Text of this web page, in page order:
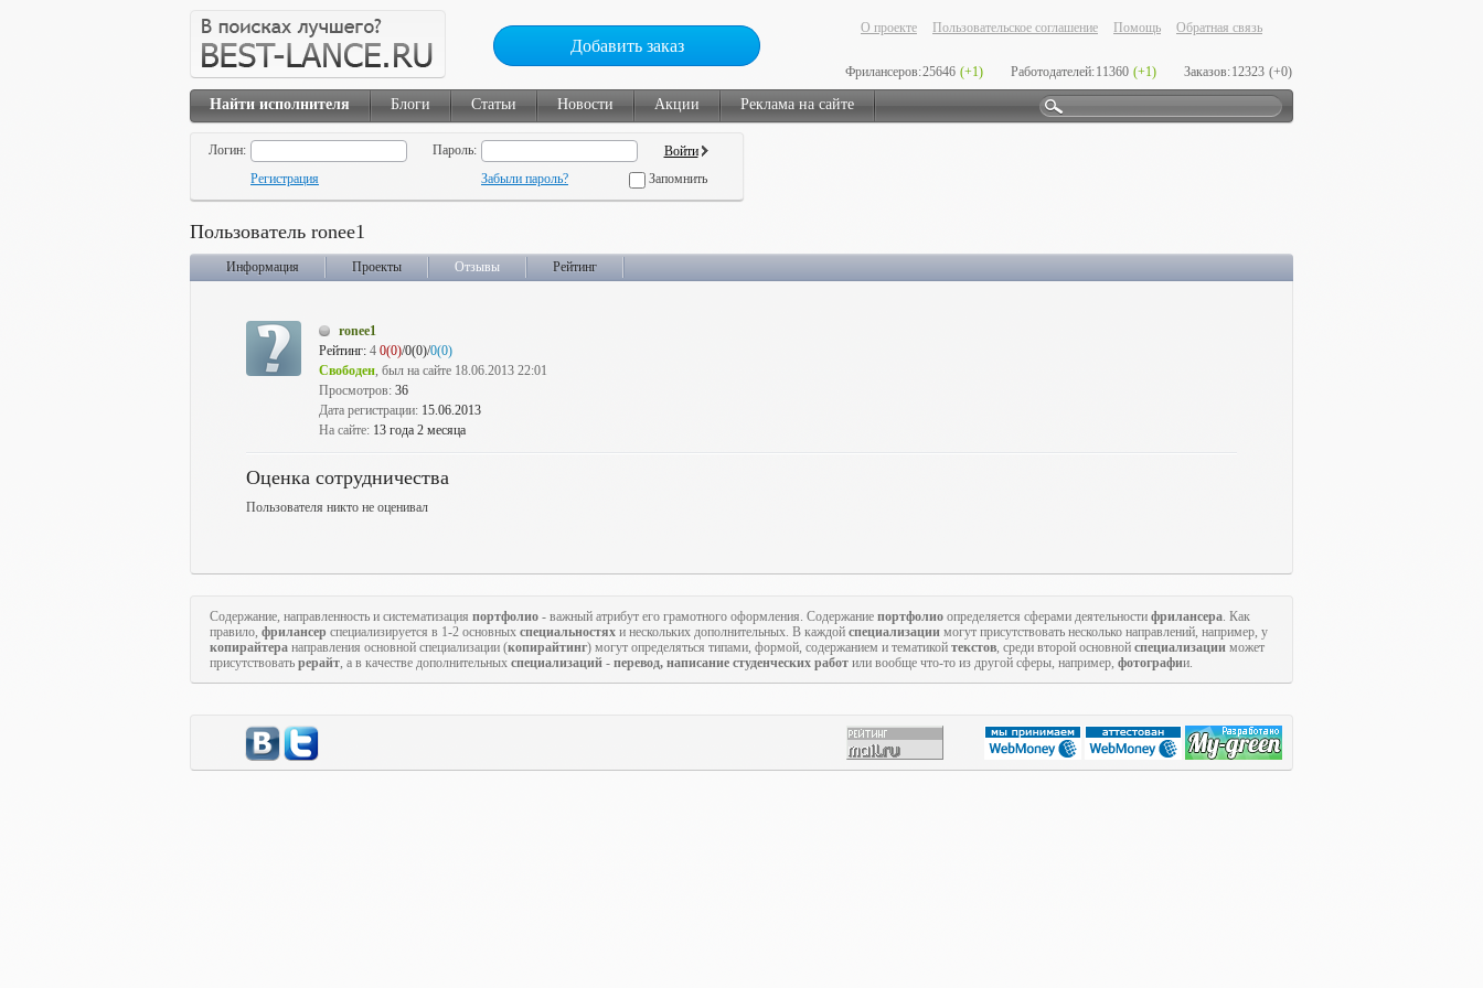
Добавить заказ
О проекте Пользовательское соглашение Помощь Обратная связь
Фрилансеров:25646 (+1) Работодателей:11360 (+1) Заказов:12323 (+0)
Найти исполнителя Блоги Статьи Новости Акции Реклама на сайте
Логин:
Пароль:
Регистрация
Забыли пароль? Запомнить
Пользователь ronee1
Информация Проекты Отзывы Рейтинг
ronee1
Рейтинг: 4 0(0)/0(0)/0(0)
Свободен, был на сайте 18.06.2013 22:01
Просмотров: 36
Дата регистрации: 15.06.2013
На сайте: 13 года 2 месяца
Оценка сотрудничества
Пользователя никто не оценивал
Содержание, направленность и систематизация портфолио - важный атрибут его грамотного оформления. Содержание портфолио определяется сферами деятельности фрилансера. Как
правило, фрилансер специализируется в 1-2 основных специальностях и нескольких дополнительных. В каждой специализации могут присутствовать несколько направлений, например, у
копирайтера направления основной специализации (копирайтинг) могут определяться типами, формой, содержанием и тематикой текстов, среди второй основной специализации может
присутствовать рерайт, а в качестве дополнительных специализаций - перевод, написание студенческих работ или вообще что-то из другой сферы, например, фотографии.